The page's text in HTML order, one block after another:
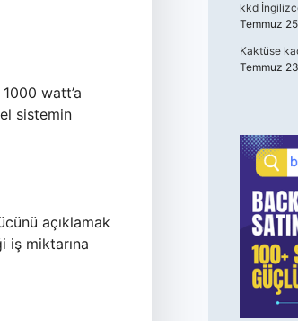
watt’a
sistemin
açıklamak
iş miktarına
kkd
Temmuz
Kaktüse
Temmuz